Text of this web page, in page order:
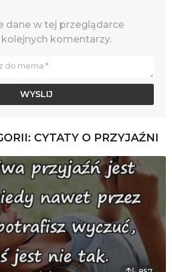
dane w tej przeglądarce
komentarzy.
CYTATY O PRZYJAŹNI